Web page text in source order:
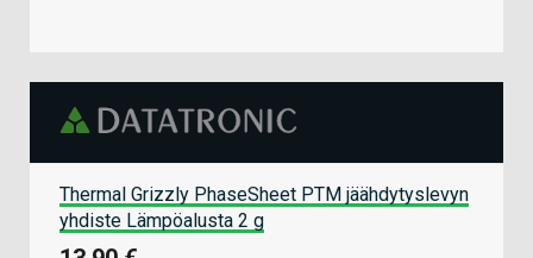
Thermal Grizzly PhaseSheet PTM jäähdytyslevyn
yhdiste Lämpöalusta 2 g